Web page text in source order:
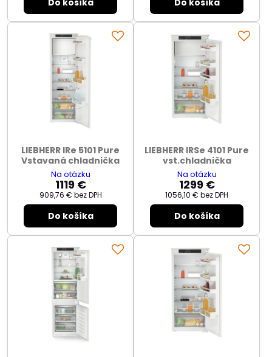
LIEBHERR IRe 5101 Pure
Vstavaná chladnička
Na otázku
1119 €
909,76 € bez DPH
Do košíka
LIEBHERR IRSe 4101 Pure
vst.chladnička
Na otázku
1299 €
1056,10 € bez DPH
Do košíka